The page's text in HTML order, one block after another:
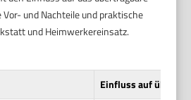
Vor- und Nachteile und praktische
und Heimwerkereinsatz.
Einfluss auf